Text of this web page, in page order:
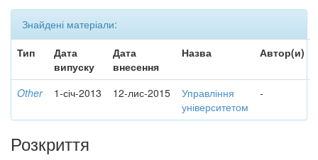
Знайдені матеріали:
Тип
Дата
випуску
Дата
внесення
Назва Автор(и)
Other 1-січ-2013 12-лис-2015
Управління
університетом
-
Розкриття